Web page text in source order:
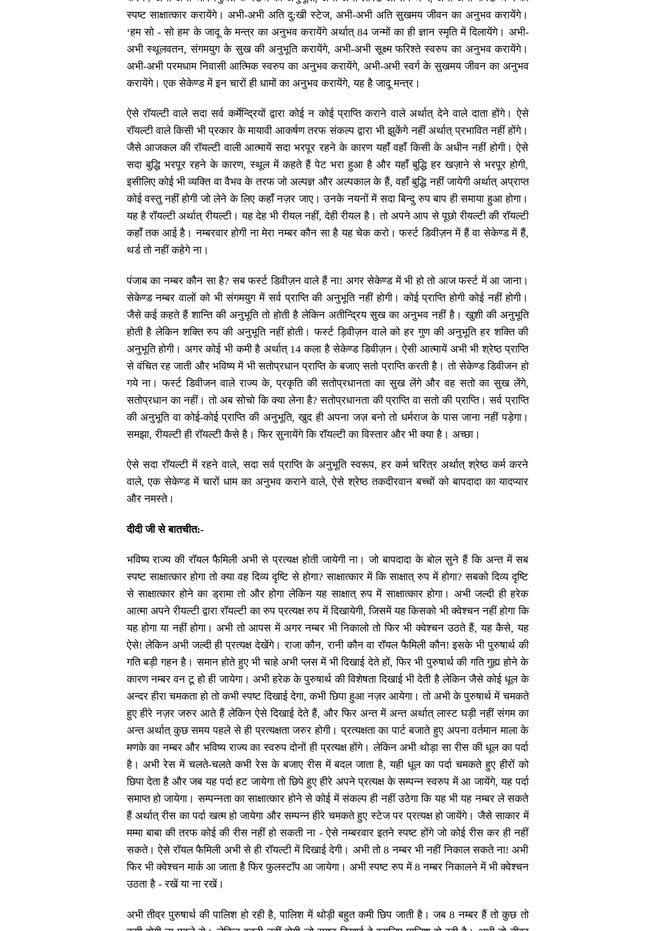
स्पष्ट साक्षात्कार करायेंगे। अभी-अभी अति दु:खी स्टेज, अभी-अभी अति सुखमय जीवन का अनुभव करायेंगे।
‘हम सो - सो हम' के जादू के मन्‍त्र का अनुभव करायेंगे अर्थात् 84 जन्मों का ही ज्ञान स्मृति में दिलायेंगे। अभी-
अभी स्थूलवतन, संगमयुग के सुख की अनुभूति करायेंगे, अभी-अभी सूक्ष्म फरिश्ते स्वरुप का अनुभव करायेंगे।
अभी-अभी परमधाम निवासी आत्मिक स्वरुप का अनुभव करायेंगे, अभी-अभी स्वर्ग के सुखमय जीवन का अनुभव
करायेंगे। एक सेकेण्ड में इन चारों ही धामों का अनुभव करायेंगे, यह है जादू मन्‍त्र।
ऐसे रॉयल्टी वाले सदा सर्व कर्मेन्द्रियों द्वारा कोई न कोई प्राप्ति कराने वाले अर्थात् देने वाले दाता होंगे। ऐसे
रॉयल्टी वाले किसी भी प्रकार के मायावी आकर्षण तरफ संकल्प द्वारा भी झुकेंगे नहीं अर्थात् प्रभावित नहीं होंगे।
जैसे आजकल की रॉयल्टी वाली आत्मायें सदा भरपूर रहने के कारण यहाँ वहाँ किसी के अधीन नहीं होगी। ऐसे
सदा बुद्धि भरपूर रहने के कारण, स्थूल में कहते हैं पेट भरा हुआ है और यहाँ बुद्धि हर खज़ाने से भरपूर होगी,
इसीलिए कोई भी व्यक्ति वा वैभव के तरफ जो अल्पज्ञ और अल्पकाल के हैं, वहाँ बुद्धि नहीं जायेगी अर्थात् अप्राप्त
कोई वस्तु नहीं होगी जो लेने के लिए कहाँ नज़र जाए। उनके नयनों में सदा बिन्दु रुप बाप ही समाया हुआ होगा।
यह है रॉयल्टी अर्थात् रीयल्टी। यह देह भी रीयल नहीं, देही रीयल है। तो अपने आप से पूछो रीयल्टी की रॉयल्टी
कहाँ तक आई है। नम्बरवार होगी ना मेरा नम्बर कौन सा है यह चेक करो। फर्स्ट डिवीज़न में हैं वा सेकेण्ड में हैं,
थर्ड तो नहीं कहेगे ना।
पंजाब का नम्बर कौन सा है? सब फर्स्ट डिवीज़न वाले हैं ना! अगर सेकेण्ड में भी हो तो आज फर्स्ट में आ जाना।
सेकेण्ड नम्बर वालों को भी संगमयुग में सर्व प्राप्ति की अनुभूति नहीं होगी। कोई प्राप्ति होगी कोई नहीं होगी।
जैसे कई कहते हैं शान्ति की अनुभूति तो होती है लेकिन अतीन्द्रिय सुख का अनुभव नहीं है। खुशी की अनुभूति
होती है लेकिन शक्ति रुप की अनुभूति नहीं होती। फर्स्ट ड़िवीज़न वाले को हर गुण की अनुभूति हर शक्ति की
अनुभूति होगी। अगर कोई भी कमी है अर्थात् 14 कला है सेकेण्ड डिवीज़न। ऐसी आत्मायें अभी भी श्रेष्ठ प्राप्ति
से वंचित रह जाती और भविष्य में भी सतोप्रधान प्राप्ति के बजाए सतो प्राप्ति करती है। तो सेकेण्ड डिवीजन हो
गये ना। फर्स्ट डिवीजन वाले राज्य के, प्रकृति की सतोप्रधानता का सुख लेंगे और वह सतो का सुख लेंगे,
सतोप्रधान का नहीं। तो अब सोचो कि क्या लेना है? सतोप्रधानता की प्राप्ति वा सतो की प्राप्ति। सर्व प्राप्ति
की अनुभूति वा कोई-कोई प्राप्ति की अनुभूति, खुद ही अपना जज़ बनो तो धर्मराज के पास जाना नहीं पड़ेगा।
समझा, रीयल्टी ही रॉयल्टी कैसे है। फिर सुनायेंगे कि रॉयल्टी का विस्तार और भी क्या है। अच्छा।
ऐसे सदा रॉयल्टी में रहने वाले, सदा सर्व प्राप्ति के अनुभूति स्वरूप, हर कर्म चरित्र अर्थात् श्रेष्ठ कर्म करने
वाले, एक सेकेण्ड में चारों धाम का अनुभव कराने वाले, ऐसे श्रेष्ठ तकदीरवान बच्चों को बापदादा का यादप्यार
और नमस्ते।
दीदी जी से बातचीत:-
भविष्य राज्य की रॉयल फैमिली अभी से प्रत्यक्ष होती जायेगी ना। जो बापदादा के बोल सुने हैं कि अन्त में सब
स्पष्ट साक्षात्कार होगा तो क्या वह दिव्य दृष्टि से होगा? साक्षात्कार में कि साक्षात् रुप में होगा? सबको दिव्य दृष्टि
से साक्षात्कार होने का ड्रामा तो और होगा लेकिन यह साक्षात् रुप में साक्षात्कार होगा। अभी जल्दी ही हरेक
आत्मा अपने रीयल्टी द्वारा रॉयल्टी का रुप प्रत्यक्ष रुप में दिखायेगी, जिसमें यह किसको भी क्वेश्चन नहीं होगा कि
यह होगा या नहीं होगा। अभी तो आपस में अगर नम्बर भी निकालो तो फिर भी क्वेश्चन उठते हैं, यह कैसे, यह
ऐसे! लेकिन अभी जल्दी ही प्रत्यक्ष देखेंगे। राजा कौन, रानी कौन वा रॉयल फैमिली कौन! इसके भी पुरुषार्थ की
गति बड़ी गहन है। समान होते हुए भी चाहे अभी प्लस में भी दिखाई देते हों, फिर भी पुरुषार्थ की गति गुह्य होने के
कारण नम्बर वन टू हो ही जायेगा। अभी हरेक के पुरुषार्थ की विशेषता दिखाई भी देती है लेकिन जैसे कोई धूल के
अन्दर हीरा चमकता हो तो कभी स्पष्ट दिखाई देगा, कभी छिपा हुआ नज़र आयेगा। तो अभी के पुरुषार्थ में चमकते
हुए हीरे नज़र जरुर आते हैं लेकिन ऐसे दिखाई देते हैं, और फिर अन्त में अन्त अर्थात् लास्ट घड़ी नहीं संगम का
अन्त अर्थात् कुछ समय पहले से ही प्रत्यक्षता जरुर होगी। प्रत्यक्षता का पार्ट बजाते हुए अपना वर्तमान माला के
मणके का नम्बर और भविष्य राज्य का स्वरुप दोनों ही प्रत्यक्ष होंगे। लेकिन अभी थोड़ा सा रीस की धूल का पर्दा
है। अभी रेस में चलते-चलते कभी रेस के बजाए रीस में बदल जाता है, यही धूल का पर्दा चमकते हुए हीरों को
छिपा देता है और जब यह पर्दा हट जायेगा तो छिपे हुए हीरे अपने प्रत्यक्ष के सम्पन्न स्वरुप में आ जायेंगे, यह पर्दा
समाप्त हो जायेगा। सम्पन्नता का साक्षात्कार होने से कोई में संकल्प ही नहीं उठेगा कि यह भी यह नम्बर ले सकते
हैं अर्थात् रीस का पर्दा खत्म हो जायेगा और सम्पन्न हीरे चमकते हुए स्टेज पर प्रत्यक्ष हो जायेंगे। जैसे साकार में
मम्मा बाबा की तरफ कोई की रीस नहीं हो सकती ना - ऐसे नम्बरवार इतने स्पष्ट होंगे जो कोई रीस कर ही नहीं
सकते। ऐसे रॉयल फैमिली अभी से ही रॉयल्टी में दिखाई देगी। अभी तो 8 नम्बर भी नहीं निकाल सकते ना! अभी
फिर भी क्वेश्चन मार्क आ जाता है फिर फुलस्टॉप आ जायेगा। अभी स्पष्ट रुप में 8 नम्बर निकालने में भी क्वेश्चन
उठता है - रखें या ना रखें।
अभी तीव्र पुरुषार्थ की पालिश हो रही है, पालिश में थोड़ी बहुत कमी छिप जाती है। जब 8 नम्बर हैं तो कुछ तो